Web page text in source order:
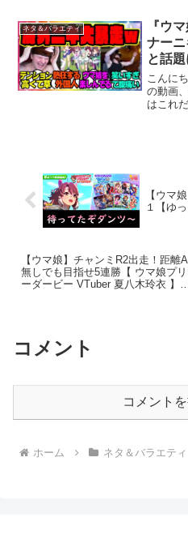
ネタ＆バラエティ
『ウ
ナー
と話
ンシ
対す
マ娘
こんに
の動画
はこれ
【ウマ
１【ゆ
【ウマ娘】チャンミR2出走！距離
無しでも目指せ5連勝【 ウマ娘プリ
ーダービー VTuber 夏八木玲衣 】
コメント
コメント
ホーム ネタ＆バラエティ